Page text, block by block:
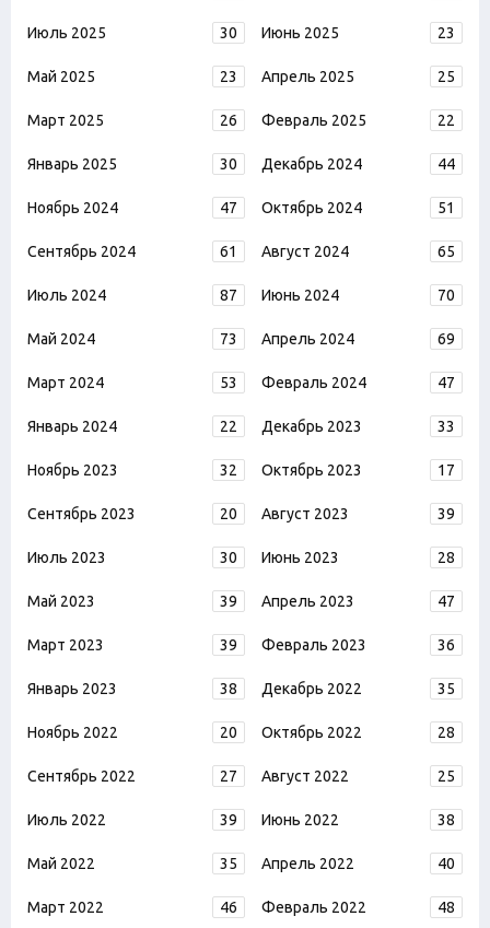
Июль 2025 30 Июнь 2025 23
Май 2025 23 Апрель 2025 25
Март 2025 26 Февраль 2025 22
Январь 2025 30 Декабрь 2024 44
Ноябрь 2024 47 Октябрь 2024 51
Сентябрь 2024 61 Август 2024 65
Июль 2024 87 Июнь 2024 70
Май 2024 73 Апрель 2024 69
Март 2024 53 Февраль 2024 47
Январь 2024 22 Декабрь 2023 33
Ноябрь 2023 32 Октябрь 2023 17
Сентябрь 2023 20 Август 2023 39
Июль 2023 30 Июнь 2023 28
Май 2023 39 Апрель 2023 47
Март 2023 39 Февраль 2023 36
Январь 2023 38 Декабрь 2022 35
Ноябрь 2022 20 Октябрь 2022 28
Сентябрь 2022 27 Август 2022 25
Июль 2022 39 Июнь 2022 38
Май 2022 35 Апрель 2022 40
Март 2022 46 Февраль 2022 48